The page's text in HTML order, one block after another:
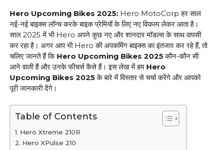
Hero Upcoming Bikes 2025: Hero MotoCorp हर साल
नई-नई बाइक्स लॉन्च करके बाइक प्रेमियों के लिए नए विकल्प लेकर आता है।
साल 2025 में भी Hero अपने कुछ नए और शानदार मॉडल्स के साथ वापसी
कर रहा है। अगर आप भी Hero की अपकमिंग बाइक्स का इंतजार कर रहे हैं, तो
चलिए जानते हैं कि Hero Upcoming Bikes 2025कौन-कौन सी
आने वाली हैं और उनके फीचर्स कैसे हैं। इस लेख में हम Hero
Upcoming Bikes 2025के बारे में विस्तार से चर्चा करेंगे और आपको
पूरी जानकारी देंगे।
Table of Contents
Hero Xtreme 210R
Hero XPulse 210